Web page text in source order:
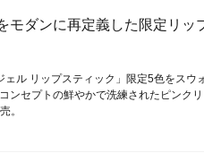
モダンに再定義した限定リッ
ェル リップスティック」限定5色をスウ
ンセプトの鮮やかで洗練されたピンク
。